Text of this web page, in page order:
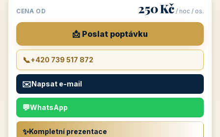
CENA OD 250 Kč / noc / os.
📩 Poslat poptávku
📞+420 739 517 872
✉️Napsat e-mail
💬WhatsApp
✨Kompletní prezentace